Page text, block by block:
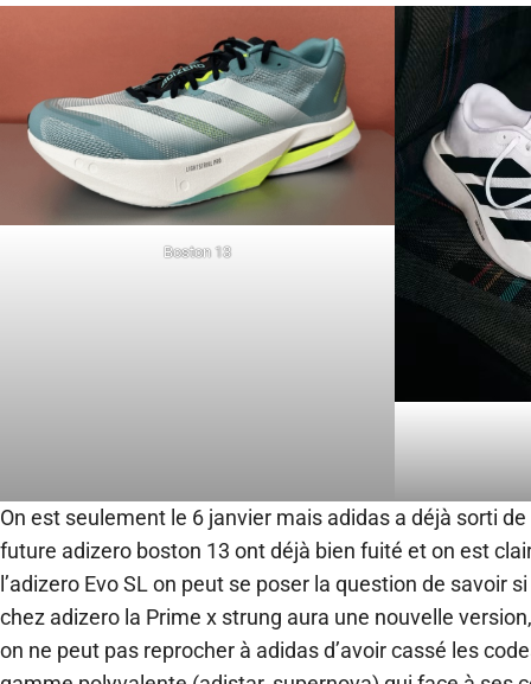
Boston 13
On est seulement le 6 janvier mais adidas a déjà sorti
future adizero boston 13 ont déjà bien fuité et on est
l’adizero Evo SL on peut se poser la question de savoir
chez adizero la Prime x strung aura une nouvelle
on ne peut pas reprocher à adidas d’avoir cassé les